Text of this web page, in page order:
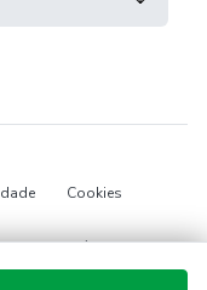
Cookies
reservados.